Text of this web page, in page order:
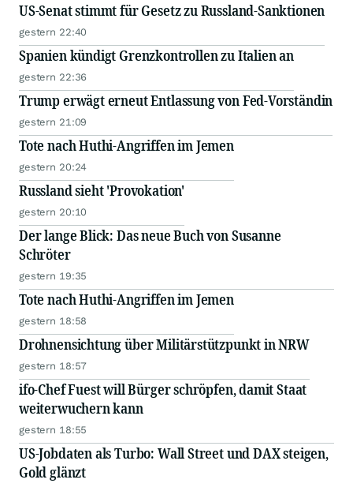
US-Senat stimmt für Gesetz zu Russland-Sanktionen
gestern 22:40
Spanien kündigt Grenzkontrollen zu Italien an
gestern 22:36
Trump erwägt erneut Entlassung von Fed-Vorständin
gestern 21:09
Tote nach Huthi-Angriffen im Jemen
gestern 20:24
Russland sieht 'Provokation'
gestern 20:10
Der lange Blick: Das neue Buch von Susanne
Schröter
gestern 19:35
Tote nach Huthi-Angriffen im Jemen
gestern 18:58
Drohnensichtung über Militärstützpunkt in NRW
gestern 18:57
ifo-Chef Fuest will Bürger schröpfen, damit Staat
weiterwuchern kann
gestern 18:55
US-Jobdaten als Turbo: Wall Street und DAX steigen,
Gold glänzt